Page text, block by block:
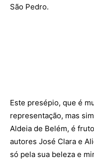
AUTÁRQUICAS 2025
Estatuto editorial
Ficha Técnica
São Pedro.
Este presépio, que é
representação, mas
Aldeia de Belém, é
autores José Clara e
só pela sua beleza e